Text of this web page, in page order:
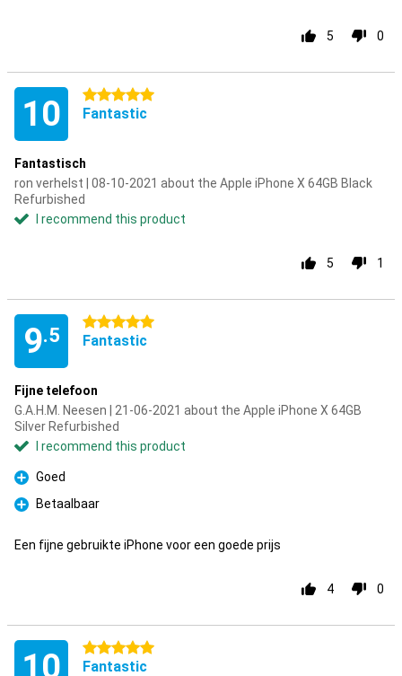
5 0
10 5 stars
Fantastic
Fantastisch
ron verhelst | 08-10-2021 about the Apple iPhone X 64GB Black
Refurbished
I recommend this product
5 1
9.5
5 stars
Fantastic
Fijne telefoon
G.A.H.M. Neesen | 21-06-2021 about the Apple iPhone X 64GB
Silver Refurbished
I recommend this product
Pro
Goed
Pro
Betaalbaar
Een fijne gebruikte iPhone voor een goede prijs
4 0
10 5 stars
Fantastic